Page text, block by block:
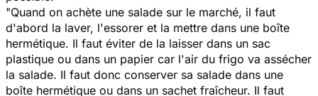
"Quand on achète une salade sur le marché, il faut
d'abord la laver, l'essorer et la mettre dans une boîte
hermétique. Il faut éviter de la laisser dans un sac
plastique ou dans un papier car l'air du frigo va assécher
la salade. Il faut donc conserver sa salade dans une
boîte hermétique ou dans un sachet fraîcheur. Il faut